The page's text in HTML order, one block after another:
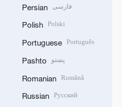
Persian فارسی
Polish Polski
Portuguese Português
Pashto پښتو
Romanian Română
Russian Русский